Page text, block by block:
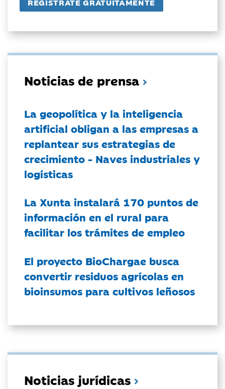
Noticias de prensa
La geopolítica y la inteligencia
artificial obligan a las empresas a
replantear sus estrategias de
crecimiento - Naves industriales y
logísticas
La Xunta instalará 170 puntos de
información en el rural para
facilitar los trámites de empleo
El proyecto BioChargae busca
convertir residuos agrícolas en
bioinsumos para cultivos leñosos
Noticias jurídicas